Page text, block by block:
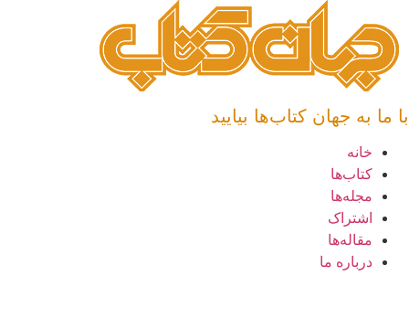
ما به جهان کتاب‌ها بیایید
خانه
کتاب‌ها
مجله‌ها
اشتراک
مقاله‌ها
درباره ما